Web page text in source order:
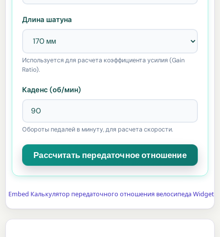
Длина шатуна
Используется для расчета коэффициента усилия (Gain
Ratio).
Каденс (об/мин)
Обороты педалей в минуту, для расчета скорости.
Embed Калькулятор передаточного отношения велосипеда Widget